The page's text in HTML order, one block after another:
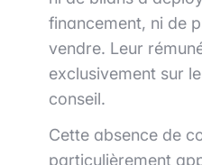
financement, ni de
vendre. Leur
exclusivement sur
conseil.
Cette absence de
particulièrement